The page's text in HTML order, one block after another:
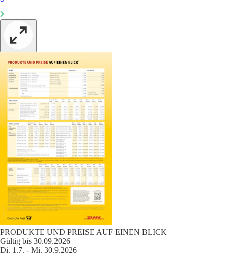
PRODUKTE UND PREISE AUF EINEN BLICK
Gültig bis 30.09.2026
Di. 1.7. - Mi. 30.9.2026